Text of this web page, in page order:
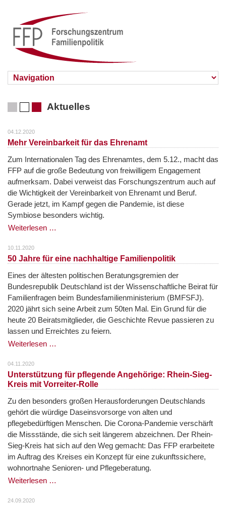
Aktuelles
04.12.2020
Mehr Vereinbarkeit für das Ehrenamt
Zum Internationalen Tag des Ehrenamtes, dem 5.12., macht das
FFP auf die große Bedeutung von freiwilligem Engagement
aufmerksam. Dabei verweist das Forschungszentrum auch auf
die Wichtigkeit der Vereinbarkeit von Ehrenamt und Beruf.
Gerade jetzt, im Kampf gegen die Pandemie, ist diese
Symbiose besonders wichtig.
Weiterlesen …
10.11.2020
50 Jahre für eine nachhaltige Familienpolitik
Eines der ältesten politischen Beratungsgremien der
Bundesrepublik Deutschland ist der Wissenschaftliche Beirat für
Familienfragen beim Bundesfamilienministerium (BMFSFJ).
2020 jährt sich seine Arbeit zum 50ten Mal. Ein Grund für die
heute 20 Beiratsmitglieder, die Geschichte Revue passieren zu
lassen und Erreichtes zu feiern.
Weiterlesen …
04.11.2020
Unterstützung für pflegende Angehörige: Rhein-Sieg-
Kreis mit Vorreiter-Rolle
Zu den besonders großen Herausforderungen Deutschlands
gehört die würdige Daseinsvorsorge von alten und
pflegebedürftigen Menschen. Die Corona-Pandemie verschärft
die Missstände, die sich seit längerem abzeichnen. Der Rhein-
Sieg-Kreis hat sich auf den Weg gemacht: Das FFP erarbeitete
im Auftrag des Kreises ein Konzept für eine zukunftssichere,
wohnortnahe Senioren- und Pflegeberatung.
Weiterlesen …
24.09.2020